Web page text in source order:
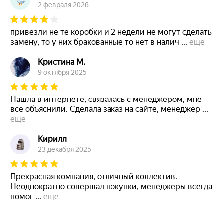
2 февраля 2026
привезли не те коробки и 2 недели не могут сделать
замену, то у них бракованные то нет в налич ... еще
Кристина М.
9 октября 2025
Нашла в интернете, связалась с менеджером, мне
все объяснили. Сделала заказ на сайте, менеджер ...
еще
Кирилл
23 декабря 2025
Прекрасная компания, отличный коллектив.
Неоднократно совершал покупки, менеджеры всегда
помог ... еще